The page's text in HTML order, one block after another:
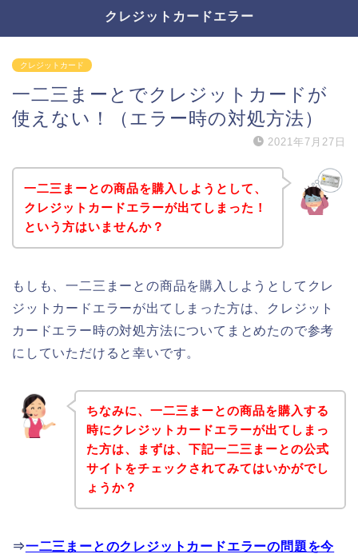
クレジットカードエラー
クレジットカード
一二三まーとでクレジットカードが
使えない！（エラー時の対処方法）
2021年7月27日
一二三まーとの商品を購入しようとして、
クレジットカードエラーが出てしまった！
という方はいませんか？
もしも、一二三まーとの商品を購入しようとしてクレ
ジットカードエラーが出てしまった方は、クレジット
カードエラー時の対処方法についてまとめたので参考
にしていただけると幸いです。
ちなみに、一二三まーとの商品を購入する
時にクレジットカードエラーが出てしまっ
た方は、まずは、下記一二三まーとの公式
サイトをチェックされてみてはいかがでし
ょうか？
⇒一二三まーとのクレジットカードエラーの問題を今